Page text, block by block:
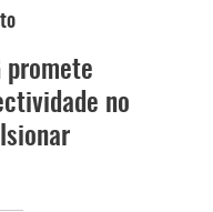
promete
no